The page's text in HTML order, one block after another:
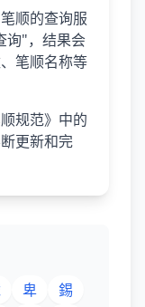
顺的查询服
询"，结果会
笔顺名称等
规范》中的
更新和完
卑
錫